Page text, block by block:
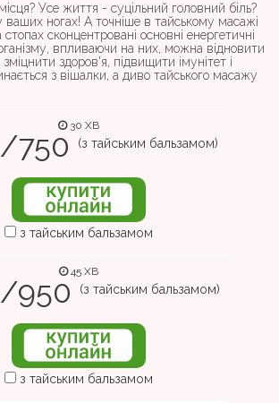
Усе життя - суцільний головний біль?
ваших ногах! А точніше в тайському масажі
сконцентровані основні енергетичні
впливаючи на них, можна відновити
здоров'я, підвищити імунітет і
з вішалки, а диво тайського масажу
30 ХВ
750 (з тайським бальзамом)
з тайським бальзамом
45 ХВ
950 (з тайським бальзамом)
з тайським бальзамом